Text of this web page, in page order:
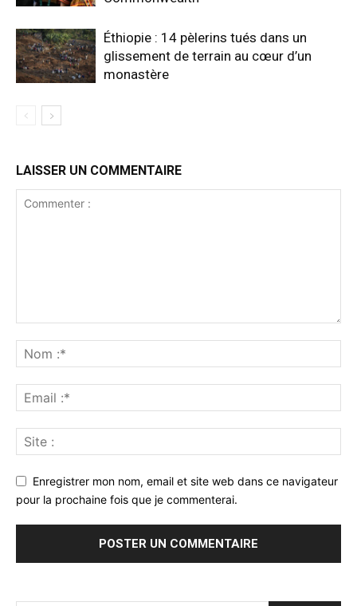
Éthiopie : 14 pèlerins tués dans un
glissement de terrain au cœur d’un
monastère
LAISSER UN COMMENTAIRE
Enregistrer mon nom, email et site web dans ce navigateur
pour la prochaine fois que je commenterai.